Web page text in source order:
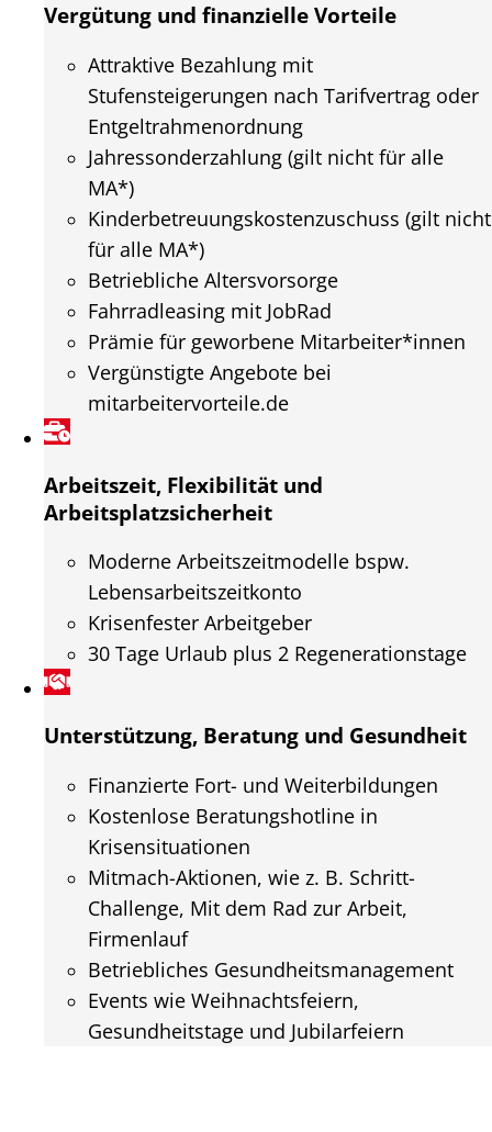
Vergütung und finanzielle Vorteile
Attraktive Bezahlung mit
Stufensteigerungen nach Tarifvertrag oder
Entgeltrahmenordnung
Jahressonderzahlung (gilt nicht für alle
MA*)
Kinderbetreuungskostenzuschuss (gilt nicht
für alle MA*)
Betriebliche Altersvorsorge
Fahrradleasing mit JobRad
Prämie für geworbene Mitarbeiter*innen
Vergünstigte Angebote bei
mitarbeitervorteile.de
Arbeitszeit, Flexibilität und
Arbeitsplatzsicherheit
Moderne Arbeitszeitmodelle bspw.
Lebensarbeitszeitkonto
Krisenfester Arbeitgeber
30 Tage Urlaub plus 2 Regenerationstage
Unterstützung, Beratung und Gesundheit
Finanzierte Fort- und Weiterbildungen
Kostenlose Beratungshotline in
Krisensituationen
Mitmach-Aktionen, wie z. B. Schritt-
Challenge, Mit dem Rad zur Arbeit,
Firmenlauf
Betriebliches Gesundheitsmanagement
Events wie Weihnachtsfeiern,
Gesundheitstage und Jubilarfeiern